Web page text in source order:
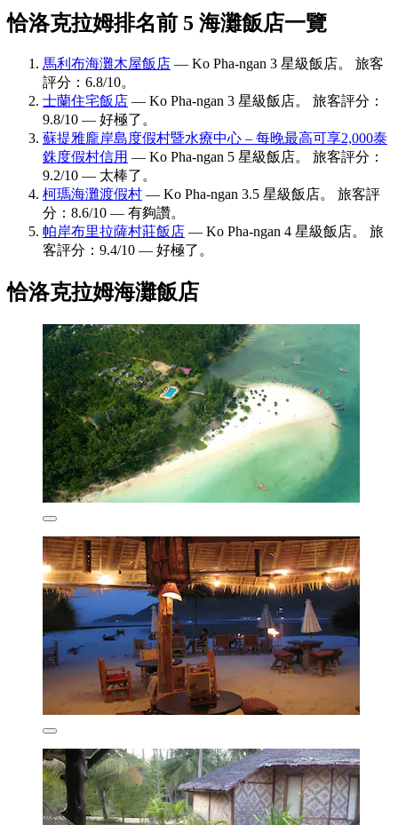
恰洛克拉姆排名前 5 海灘飯店一覽
馬利布海灘木屋飯店 — Ko Pha-ngan 3 星級飯店。 旅客
評分：6.8/10。
士蘭住宅飯店 — Ko Pha-ngan 3 星級飯店。 旅客評分：
9.8/10 — 好極了。
蘇提雅龐岸島度假村暨水療中心 – 每晚最高可享2,000泰
銖度假村信用 — Ko Pha-ngan 5 星級飯店。 旅客評分：
9.2/10 — 太棒了。
柯瑪海灘渡假村 — Ko Pha-ngan 3.5 星級飯店。 旅客評
分：8.6/10 — 有夠讚。
帕岸布里拉薩村莊飯店 — Ko Pha-ngan 4 星級飯店。 旅
客評分：9.4/10 — 好極了。
恰洛克拉姆海灘飯店